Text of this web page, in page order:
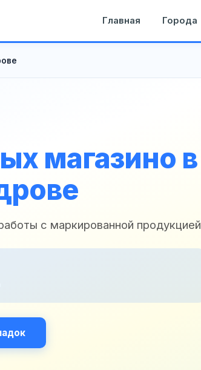
Главная Города
магазино в
с маркированной продукцией